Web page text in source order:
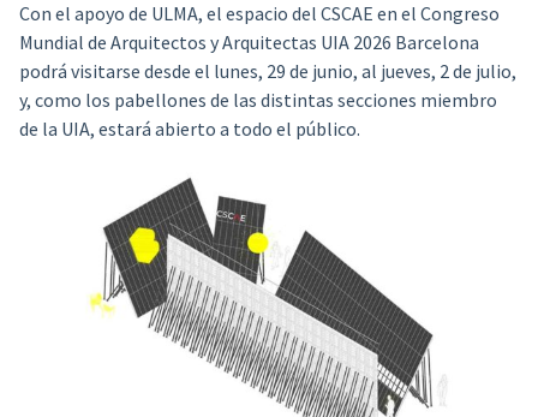
Con el apoyo de ULMA, el espacio del CSCAE en el Congreso
Mundial de Arquitectos y Arquitectas UIA 2026 Barcelona
podrá visitarse desde el lunes, 29 de junio, al jueves, 2 de julio,
y, como los pabellones de las distintas secciones miembro
de la UIA, estará abierto a todo el público.